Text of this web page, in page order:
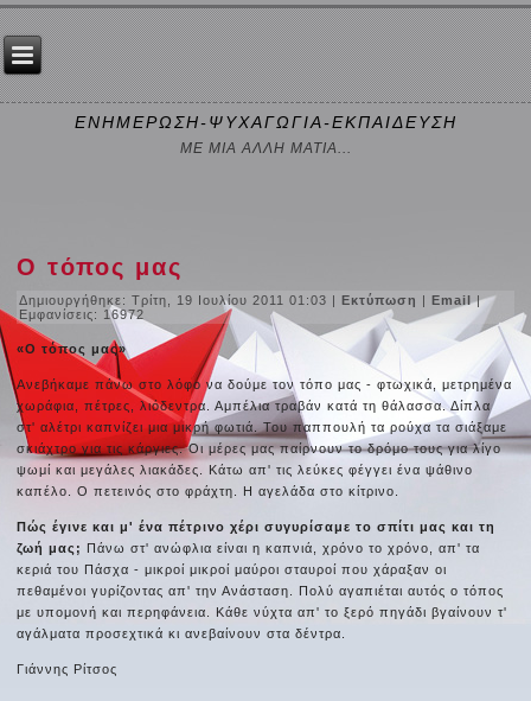
ΕΝΗΜΕΡΩΣΗ-ΨΥΧΑΓΩΓΙΑ-ΕΚΠΑΙΔΕΥΣΗ
ΜΕ ΜΙΑ ΑΛΛΗ ΜΑΤΙΑ...
Ο τόπος μας
Δημιουργήθηκε: Τρίτη, 19 Ιουλίου 2011 01:03 |Εκτύπωση |Email|
Εμφανίσεις: 16972
«Ο τόπος μας»
Ανεβήκαμε πάνω στο λόφο να δούμε τον τόπο μας - φτωχικά, μετρημένα
χωράφια, πέτρες, λιόδεντρα. Αμπέλια τραβάν κατά τη θάλασσα. Δίπλα
στ' αλέτρι καπνίζει μια μικρή φωτιά. Του παππουλή τα ρούχα τα σιάξαμε
σκιάχτρο για τις κάργιες. Οι μέρες μας παίρνουν το δρόμο τους για λίγο
ψωμί και μεγάλες λιακάδες. Κάτω απ' τις λεύκες φέγγει ένα ψάθινο
καπέλο. Ο πετεινός στο φράχτη. Η αγελάδα στο κίτρινο.
Πώς έγινε και μ' ένα πέτρινο χέρι συγυρίσαμε το σπίτι μας και τη
ζωή μας; Πάνω στ' ανώφλια είναι η καπνιά, χρόνο το χρόνο, απ' τα
κεριά του Πάσχα - μικροί μικροί μαύροι σταυροί που χάραξαν οι
πεθαμένοι γυρίζοντας απ' την Ανάσταση. Πολύ αγαπιέται αυτός ο τόπος
με υπομονή και περηφάνεια. Κάθε νύχτα απ' το ξερό πηγάδι βγαίνουν τ'
αγάλματα προσεχτικά κι ανεβαίνουν στα δέντρα.
Γιάννης Ρίτσος